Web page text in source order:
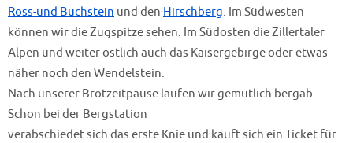
Ross-und Buchstein und den Hirschberg. Im Südwesten
können wir die Zugspitze sehen. Im Südosten die Zillertaler
Alpen und weiter östlich auch das Kaisergebirge oder etwas
näher noch den Wendelstein.
Nach unserer Brotzeitpause laufen wir gemütlich bergab.
Schon bei der Bergstation
verabschiedet sich das erste Knie und kauft sich ein Ticket für